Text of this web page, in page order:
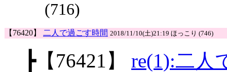
(716)
【76420】 二人で過ごす時間 2018/11/10(土)21:19 ほっこり (746)
┣【76421】 re(1):二人